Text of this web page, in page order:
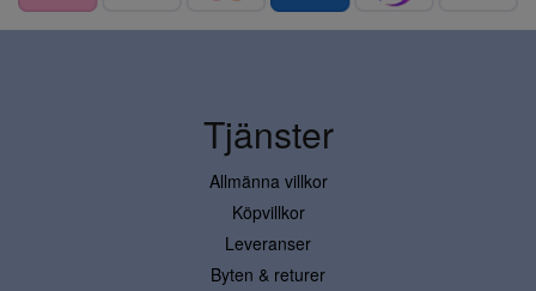
Tjänster
Allmänna villkor
Köpvillkor
Leveranser
Byten & returer